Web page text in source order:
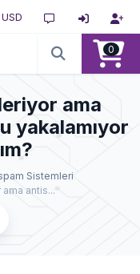
0
ama
yakalamıyor
Sistemleri
antis...